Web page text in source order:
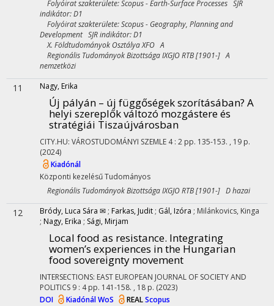
Folyóirat szakterülete: Scopus - Earth-Surface Processes SJR
indikátor: D1
Folyóirat szakterülete: Scopus - Geography, Planning and
Development SJR indikátor: D1
X. Földtudományok Osztálya XFO A
Regionális Tudományok Bizottsága IXGJO RTB [1901-] A
nemzetközi
11 Nagy, Erika
Új pályán – új függőségek szorításában? A
helyi szereplők változó mozgástere és
stratégiái Tiszaújvárosban
CITY.HU: VÁROSTUDOMÁNYI SZEMLE 4: 2 pp. 135-153. , 19 p.
(2024)
Kiadónál
Központi kezelésűTudományos
Regionális Tudományok Bizottsága IXGJO RTB [1901-] D hazai
12 Bródy, Luca Sára ✉ ; Farkas, Judit ; Gál, Izóra ; Milánkovics, Kinga
; Nagy, Erika ; Sági, Mirjam
Local food as resistance. Integrating
women’s experiences in the Hungarian
food sovereignty movement
INTERSECTIONS: EAST EUROPEAN JOURNAL OF SOCIETY AND
POLITICS 9 : 4 pp. 141-158. , 18 p. (2023)
DOI
KiadónálWoS REALScopus